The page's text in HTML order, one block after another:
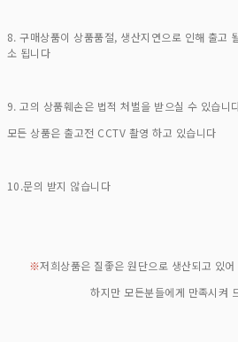
8. 구매상품이 상품품절, 생산지연으로 인해 출고
소 됩니다
9. 고의 상품훼손은 법적 처벌을 받으실 수 있습니
모든 상품은 출고전 CCTV 촬영 하고 있습니다
10.문의 받지 않습니다
※저희상품은 질좋은 원단으로 생산되고 있
하지만 모든분들에게 만족시켜